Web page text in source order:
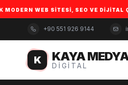
SITESI, SEO VE DIJITAL
+90 551 926 9144
K KAYA
DIGITAL